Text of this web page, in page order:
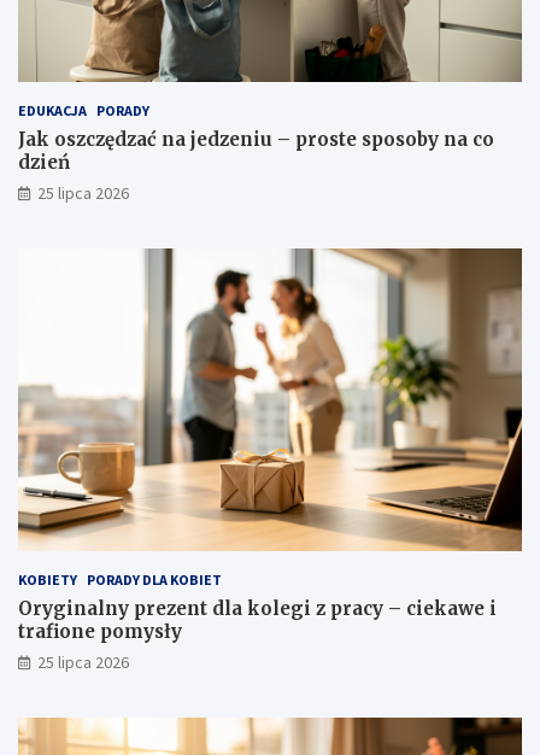
EDUKACJA PORADY
Jak oszczędzać na jedzeniu – proste sposoby na co
dzień
25 lipca 2026
KOBIETY PORADY DLA KOBIET
Oryginalny prezent dla kolegi z pracy – ciekawe i
trafione pomysły
25 lipca 2026